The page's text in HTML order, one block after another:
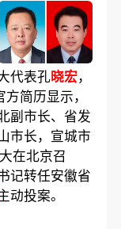
代表孔晓宏，
简历显示，
副市长、省发
市长，宣城市
在北京召
记转任安徽省
动投案。